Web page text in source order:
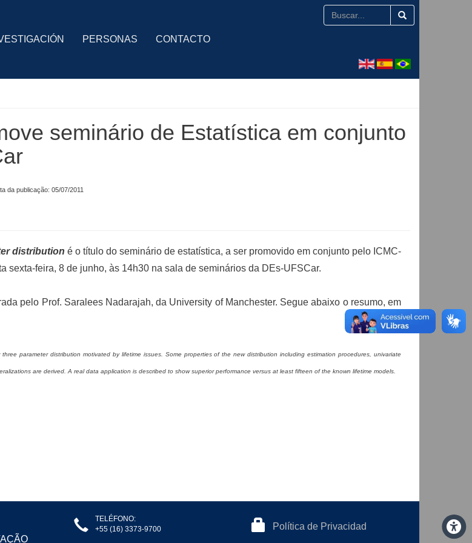
PERSONAS CONTACTO
seminário de Estatística em conjunto
da publicação: 05/07/2011
distribution é o título do seminário de estatística, a ser promovido em conjunto pelo ICMC-
sexta-feira, 8 de junho, às 14h30 na sala de seminários da DEs-UFSCar.
pelo Prof. Saralees Nadarajah, da University of Manchester. Segue abaixo o resumo, em
parameter distribution motivated by lifetime issues. Some properties of the new distribution including estimation procedures, univariate
are derived. A real data application is described to show superior performance versus at least fifteen of the known lifetime models.
TELÉFONO:
+55 (16) 3373-9700
Política de Privacidad